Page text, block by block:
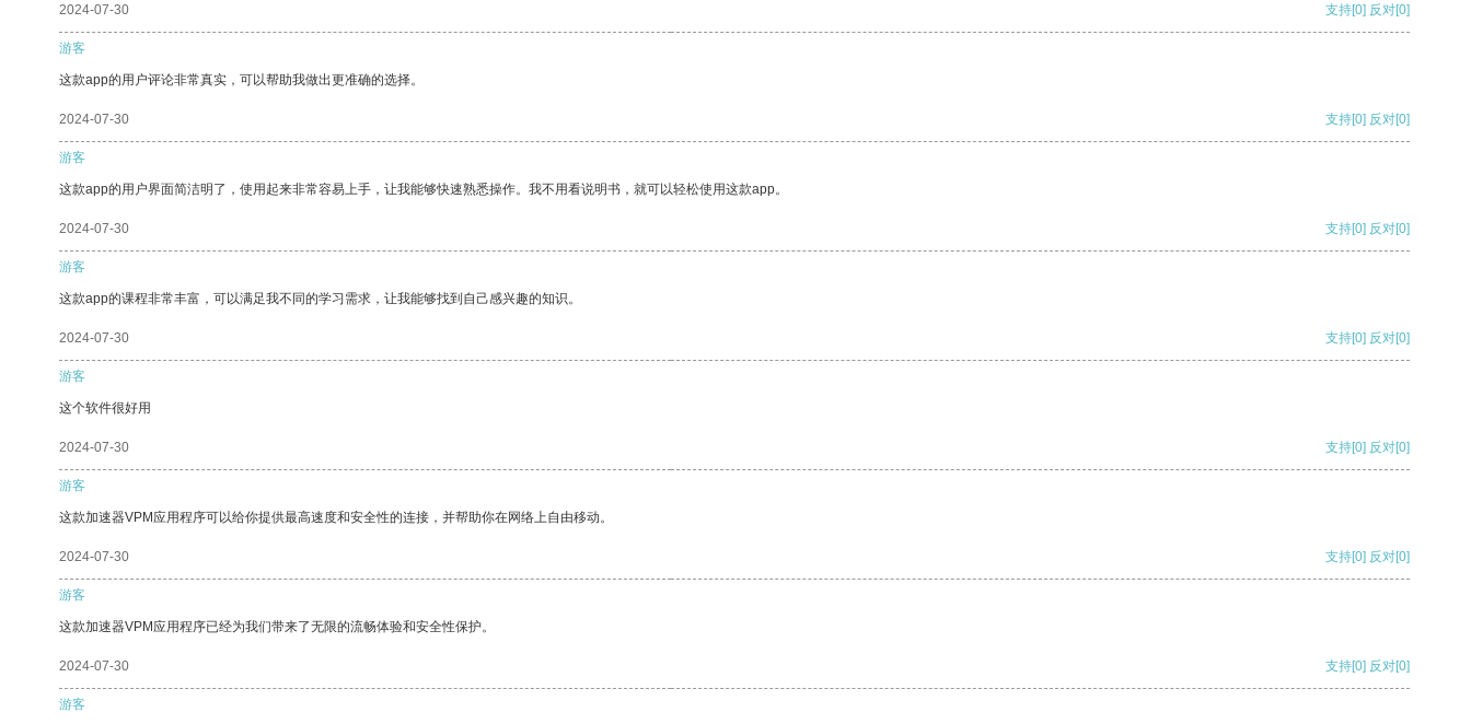
2024-07-30 支持[0] 反对[0]
游客
这款app的用户评论非常真实，可以帮助我做出更准确的选择。
2024-07-30 支持[0] 反对[0]
游客
这款app的用户界面简洁明了，使用起来非常容易上手，让我能够快速熟悉操作。我不用看说明书，就可以轻松使用这款app。
2024-07-30 支持[0] 反对[0]
游客
这款app的课程非常丰富，可以满足我不同的学习需求，让我能够找到自己感兴趣的知识。
2024-07-30 支持[0] 反对[0]
游客
这个软件很好用
2024-07-30 支持[0] 反对[0]
游客
这款加速器VPM应用程序可以给你提供最高速度和安全性的连接，并帮助你在网络上自由移动。
2024-07-30 支持[0] 反对[0]
游客
这款加速器VPM应用程序已经为我们带来了无限的流畅体验和安全性保护。
2024-07-30 支持[0] 反对[0]
游客